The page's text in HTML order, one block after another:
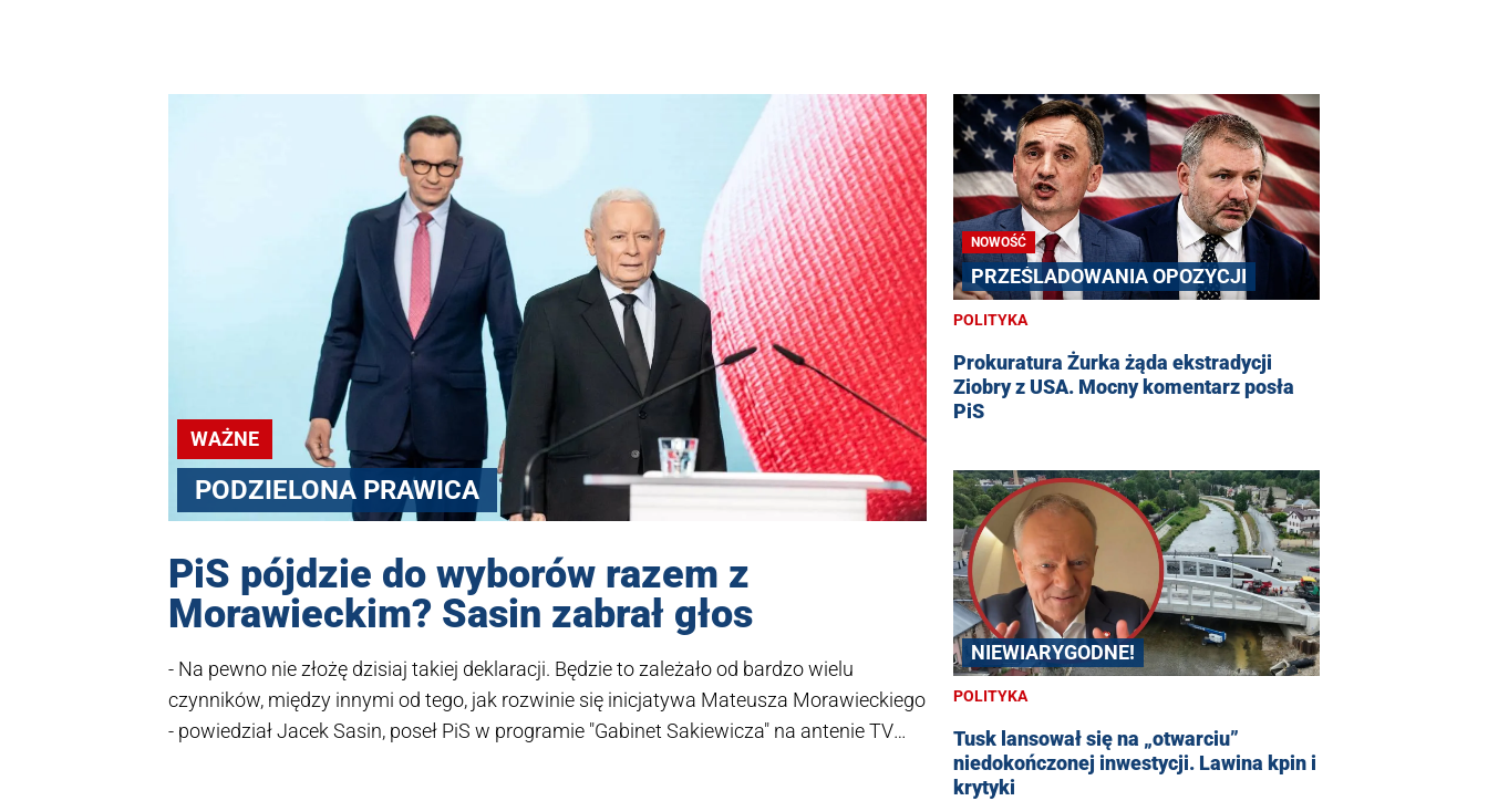
WAŻNE
PODZIELONA PRAWICA
PiS pójdzie do wyborów razem z
Morawieckim? Sasin zabrał głos
- Na pewno nie złożę dzisiaj takiej deklaracji. Będzie to zależało od bardzo wielu
czynników, między innymi od tego, jak rozwinie się inicjatywa Mateusza Morawieckiego
- powiedział Jacek Sasin, poseł PiS w programie "Gabinet Sakiewicza" na antenie TV
NOWOŚĆ
PRZEŚLADOWANIA OPOZYCJI
POLITYKA
Prokuratura Żurka żąda ekstradycji
Ziobry z USA. Mocny komentarz posła
PiS
NIEWIARYGODNE!
POLITYKA
Tusk lansował się na „otwarciu”
niedokończonej inwestycji. Lawina kpin i
krytyki